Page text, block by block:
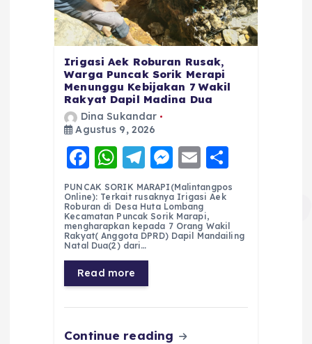
Irigasi Aek Roburan Rusak,
Warga Puncak Sorik Merapi
Menunggu Kebijakan 7 Wakil
Rakyat Dapil Madina Dua
Dina Sukandar
Agustus 9, 2026
F
a
c
e
b
o
o
k
W
h
a
ts
A
p
p
T
el
e
g
r
a
m
M
e
ss
e
n
E
m
ai
l
h
re
PUNCAK SORIK MARAPI(Malintangpos
Online): Terkait rusaknya Irigasi Aek
Roburan di Desa Huta Lombang
Kecamatan Puncak Sorik Marapi,
mengharapkan kepada 7 Orang Wakil
Rakyat( Anggota DPRD) Dapil Mandailing
Natal Dua(2) dari…
Read more
Continue reading